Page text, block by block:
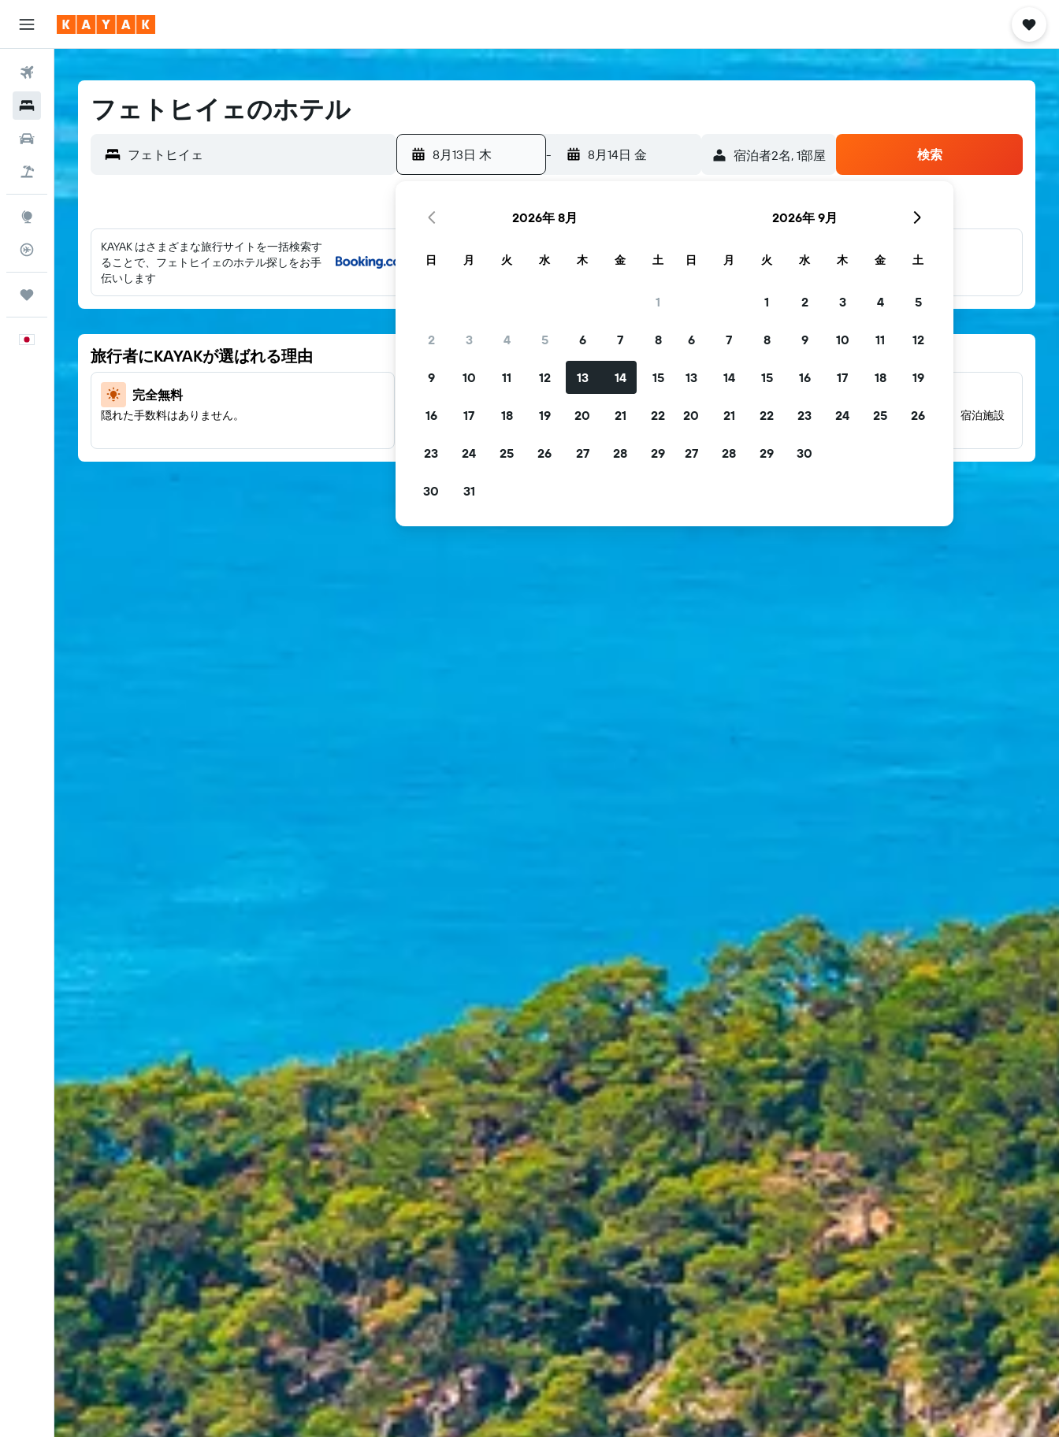
レンタカー
航空券+ホテル
フライトトラッカー
日本語
フェトヒイェのホテル
8月13日 木 - 8月14日 金 宿泊者2名, 1​部屋 検索
KAYAK はさまざまな旅行サイトを一括検索す
ることで、フェトヒイェのホテル探しをお手
伝いします
他多数のブラン
旅行者にKAYAKが選ばれる理由
完全無料
隠れた手数料はありません。 無料キャンセル、無料朝食などで絞り込みできます。
数百万件の実際の宿泊者によるレビューから、宿泊施設
2026年 8月
日 月 火 水 木 金 土
1
2 3 4 5 6 7 8
9 10 11 12 13 14 15
16 17 18 19 20 21 22
23 24 25 26 27 28 29
30 31
2026年 9月
日 月 火 水 木 金 土
1 2 3 4 5
6 7 8 9 10 11 12
13 14 15 16 17 18 19
20 21 22 23 24 25 26
27 28 29 30